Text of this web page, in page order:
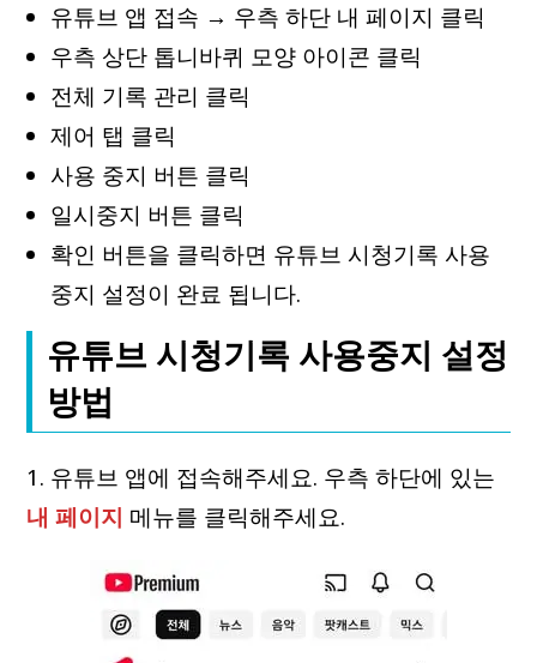
유튜브 앱 접속 → 우측 하단 내 페이지 클릭
우측 상단 톱니바퀴 모양 아이콘 클릭
전체 기록 관리 클릭
제어 탭 클릭
사용 중지 버튼 클릭
일시중지 버튼 클릭
확인 버튼을 클릭하면 유튜브 시청기록 사용
중지 설정이 완료 됩니다.
유튜브 시청기록 사용중지 설정
방법
1. 유튜브 앱에 접속해주세요. 우측 하단에 있는
내 페이지 메뉴를 클릭해주세요.